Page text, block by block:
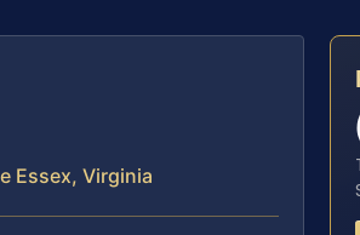
Essex, Virginia